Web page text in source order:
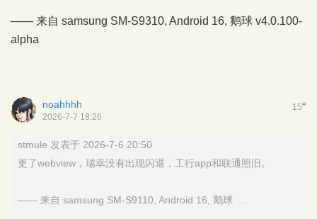
—— 来自 samsung SM-S9310, Android 16, 鹅球 v4.0.100-
alpha
15#
noahhhh
2026-7-7 18:26
stmule 发表于 2026-7-6 20:50
更了webview，瑞幸没有出现闪退，工行app和联通照旧。
—— 来自 samsung SM-S9110, Android 16, 鹅球 ...